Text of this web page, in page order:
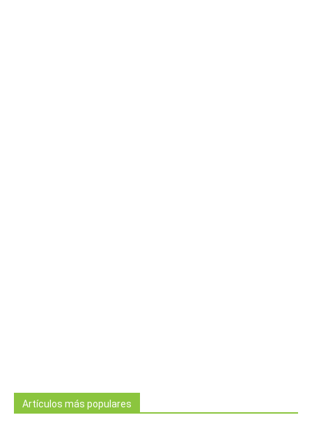
Artículos más populares